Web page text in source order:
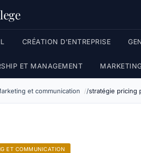
CRÉATION D’ENTREPRISE
ET MANAGEMENT
et communication stratégie pricing
ET COMMUNICATION